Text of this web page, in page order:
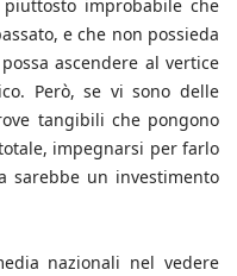
improbabile che
e che non possieda
ascendere al vertice
Però, se vi sono delle
tangibili che pongono
impegnarsi per farlo
sarebbe un investimento
nazionali nel vedere